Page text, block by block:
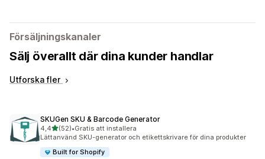
Försäljningskanaler
Sälj överallt där dina kunder handlar
Utforska fler
SKUGen SKU & Barcode Generator
4,4av 5 stjärnor
(52)
52 recensioner totalt
•Gratis att installera
Lättanvänd SKU-generator och etikettskrivare för dina produkter
Built for Shopify